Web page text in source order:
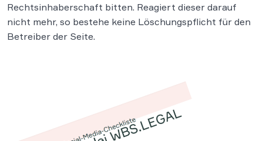
Rechtsinhaberschaft bitten. Reagiert dieser darauf
nicht mehr, so bestehe keine Löschungspflicht für den
Betreiber der Seite.